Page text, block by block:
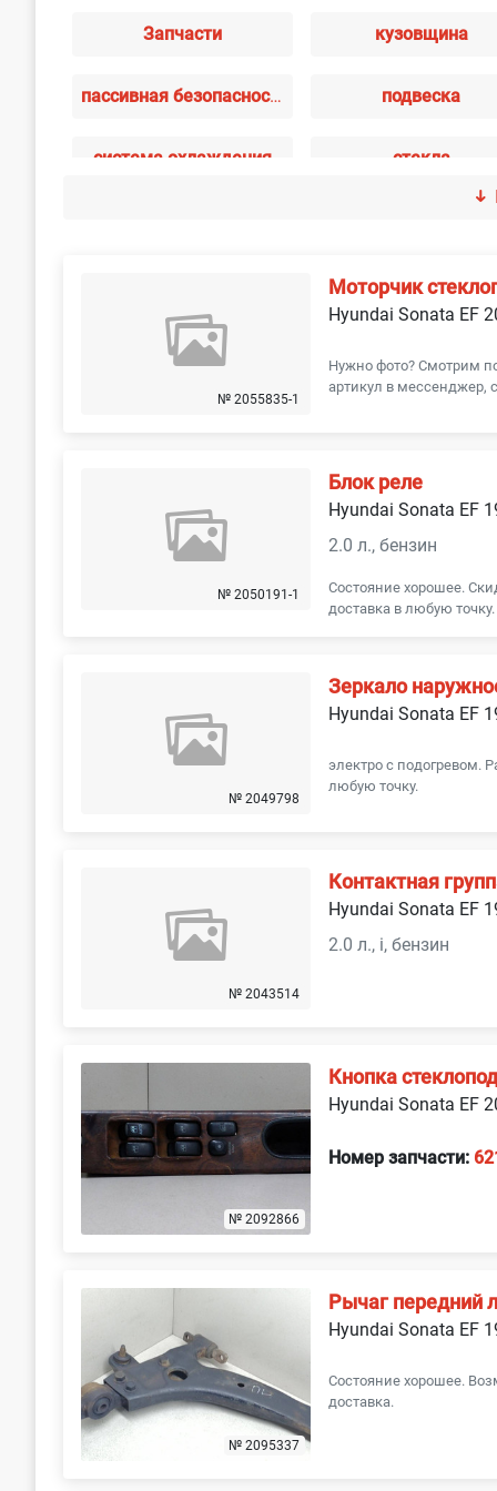
Запчасти кузовщина
пассивная безопасность подвеска
система охлаждения стекла
№ 2055835-1
Моторчик
Hyundai Sonata EF
Нужно фото? Смотрим
артикул в мессенджер,
№ 2050191-1
Блок реле
Hyundai Sonata EF
2.0 л., бензин
Состояние хорошее.
доставка в любую точку.
№ 2049798
Зеркало
Hyundai Sonata EF
электро с подогревом.
любую точку.
№ 2043514
Контактная
Hyundai Sonata EF
2.0 л., i, бензин
№ 2092866
Кнопка
Hyundai Sonata EF
Номер запчасти:
№ 2095337
Рычаг передний
Hyundai Sonata EF
Состояние хорошее.
доставка.